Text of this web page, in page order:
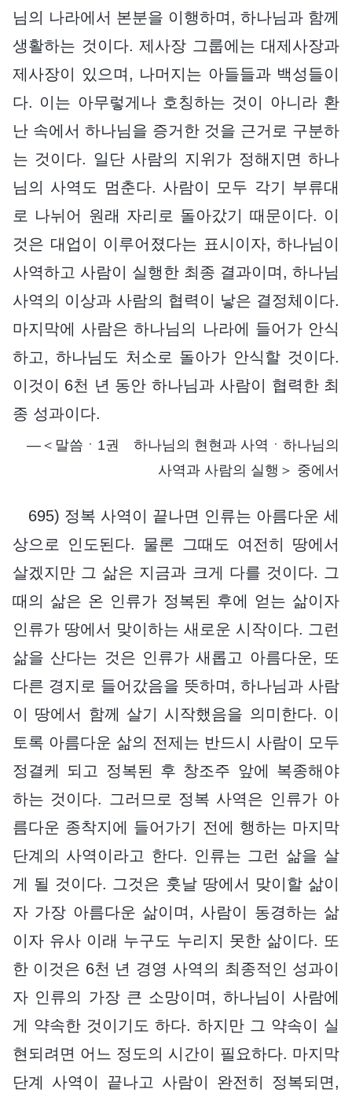
님의 나라에서 본분을 이행하며, 하나님과 함께
생활하는 것이다. 제사장 그룹에는 대제사장과
제사장이 있으며, 나머지는 아들들과 백성들이
다. 이는 아무렇게나 호칭하는 것이 아니라 환
난 속에서 하나님을 증거한 것을 근거로 구분하
는 것이다. 일단 사람의 지위가 정해지면 하나
님의 사역도 멈춘다. 사람이 모두 각기 부류대
로 나뉘어 원래 자리로 돌아갔기 때문이다. 이
것은 대업이 이루어졌다는 표시이자, 하나님이
사역하고 사람이 실행한 최종 결과이며, 하나님
사역의 이상과 사람의 협력이 낳은 결정체이다.
마지막에 사람은 하나님의 나라에 들어가 안식
하고, 하나님도 처소로 돌아가 안식할 것이다.
이것이 6천 년 동안 하나님과 사람이 협력한 최
종 성과이다.
―＜말씀ㆍ1권 하나님의 현현과 사역ㆍ하나님의
사역과 사람의 실행＞ 중에서
695) 정복 사역이 끝나면 인류는 아름다운 세
상으로 인도된다. 물론 그때도 여전히 땅에서
살겠지만 그 삶은 지금과 크게 다를 것이다. 그
때의 삶은 온 인류가 정복된 후에 얻는 삶이자
인류가 땅에서 맞이하는 새로운 시작이다. 그런
삶을 산다는 것은 인류가 새롭고 아름다운, 또
다른 경지로 들어갔음을 뜻하며, 하나님과 사람
이 땅에서 함께 살기 시작했음을 의미한다. 이
토록 아름다운 삶의 전제는 반드시 사람이 모두
정결케 되고 정복된 후 창조주 앞에 복종해야
하는 것이다. 그러므로 정복 사역은 인류가 아
름다운 종착지에 들어가기 전에 행하는 마지막
단계의 사역이라고 한다. 인류는 그런 삶을 살
게 될 것이다. 그것은 훗날 땅에서 맞이할 삶이
자 가장 아름다운 삶이며, 사람이 동경하는 삶
이자 유사 이래 누구도 누리지 못한 삶이다. 또
한 이것은 6천 년 경영 사역의 최종적인 성과이
자 인류의 가장 큰 소망이며, 하나님이 사람에
게 약속한 것이기도 하다. 하지만 그 약속이 실
현되려면 어느 정도의 시간이 필요하다. 마지막
단계 사역이 끝나고 사람이 완전히 정복되면,